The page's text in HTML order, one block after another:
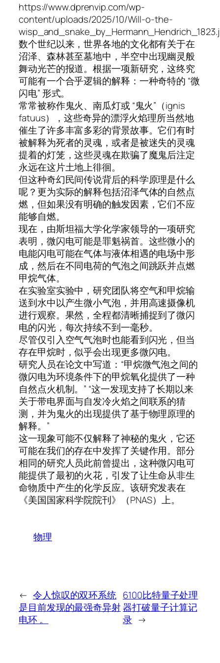
https://www.dprenvip.com/wp-
content/uploads/2025/10/Will-o-the-
数个世纪以来，世界各地的文化都有关于在
沼泽、森林甚至墓地中，半空中出现幽灵般
舞动光芒的报道。根据一项新研究，这终究
可能有一个合乎逻辑的解释：一种奇特的 “微
闪电” 形式。
常常被称作鬼火、南瓜灯或 “鬼火”（ignis
fatuus），这些奇异的漂浮火焰理所当然地
催生了许多丰富多彩的背景故事。它们有时
被解释为死者的灵魂，或者是被迷失的灵魂
提着的灯笼，这些灵魂在欺骗了魔鬼后注定
永远在这片土地上徘徊。
但这种奇幻民间传说背后的科学原理是什么
呢？更为实际的解释包括沼泽气体的自然点
燃，但如果没有明确的触发因素，它们不应
能够自燃。
现在，由斯坦福大学化学家领导的一项研究
表明，微闪电可能是罪魁祸首。这些微小的
电能闪电可能在气体与液体相遇的电场中形
成，然后在不同电荷的气泡之间跳跃并点燃
甲烷气体。
在实验室实验中，研究团队将空气和甲烷输
送到水中以产生微小气泡，并用高速摄像机
进行观察。果然，全程都清晰捕捉到了微闪
电的闪光，每次持续不到一毫秒。
尽管仅引入空气气泡时也能看到闪光，但当
存在甲烷时，似乎会出现更多微闪电。
研究人员在论文中写道：“甲烷微气泡之间的
微闪电为环境条件下的甲烷氧化提供了一种
自然点火机制。” “这一发现支持了长期以来
关于带电界面与自发冷火焰之间联系的猜
测，并为鬼火的出现提供了基于物理原理的
解释。”
这一现象可能不仅解释了神秘的鬼火，它还
可能在我们的存在中发挥了关键作用。部分
相同的研究人员此前曾提出，这种微闪电可
能提供了最初的火花，引发了让生命从非生
命物质中产生的化学反应。该研究发表在
《美国国家科学院院刊》（PNAS）上。
物理
← 令人惊叹的双环系统
是目前发现的最强奇异射
电环 。
6100比特量子处理
器打破量子计算记
录 →